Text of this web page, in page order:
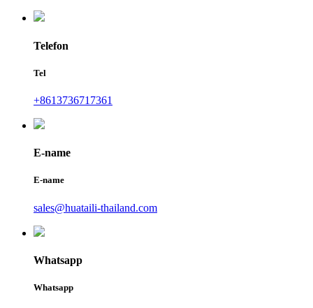
Telefon
Tel
+8613736717361
E-name
E-name
sales@huataili-thailand.com
Whatsapp
Whatsapp